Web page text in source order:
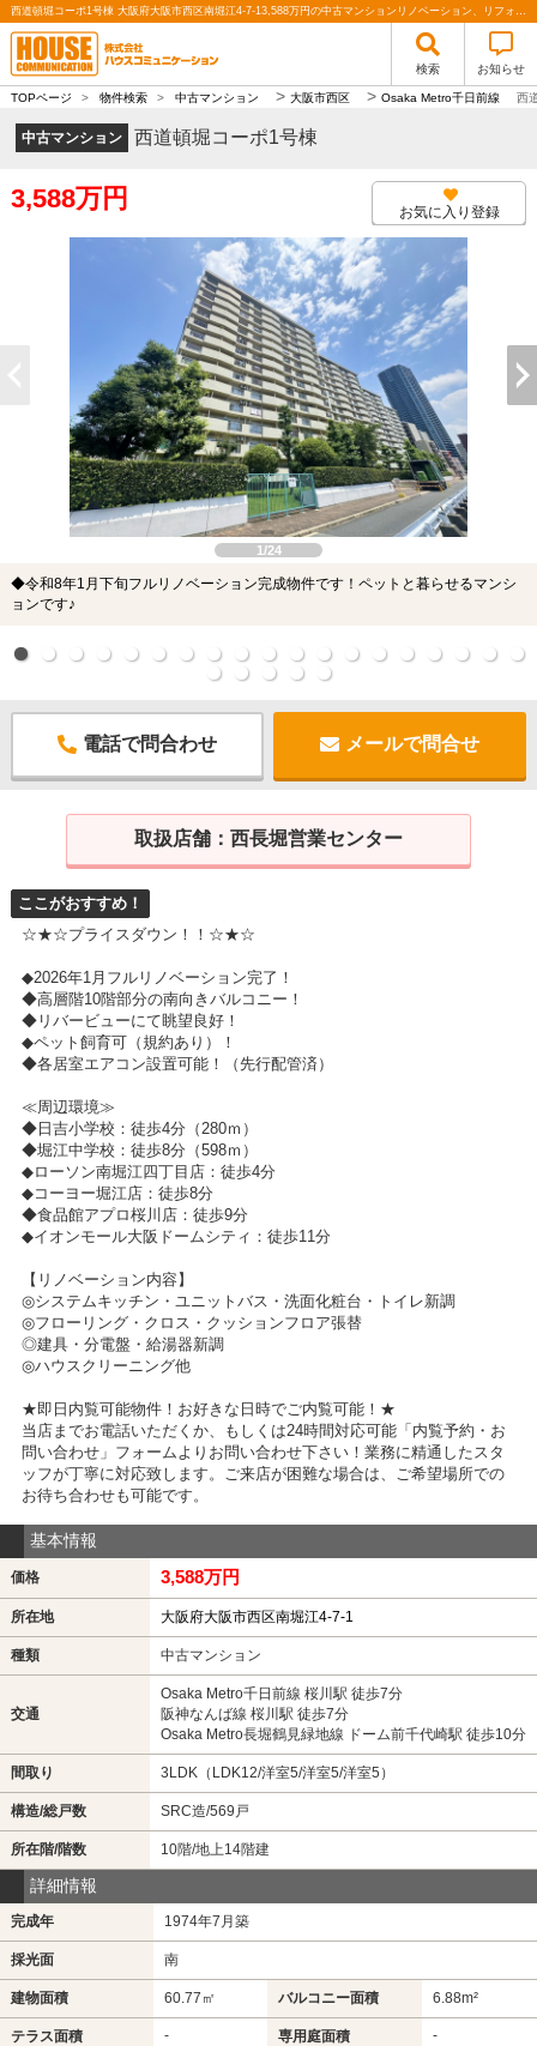
西道頓堀コーポ1号棟 大阪府大阪市西区南堀江4-7-13,588万円の中古マンションリノベーション、リフォーム、3LDK、ペット可、上層階、南向き｜株式会社ハウスコミュニケーション
検索 お知らせ
TOPページ > 物件検索 > 中古マンション > 大阪市西区 > Osaka Metro千日前線 西
中古マンション 西道頓堀コーポ1号棟
3,588万円 お気に入り登録
1/24
◆令和8年1月下旬フルリノベーション完成物件です！ペットと暮らせるマンシ
ョンです♪
電話で問合わせ メールで問合せ
取扱店舗： 西長堀営業センター
ここがおすすめ！
☆★☆プライスダウン！！☆★☆
◆2026年1月フルリノベーション完了！
◆高層階10階部分の南向きバルコニー！
◆リバービューにて眺望良好！
◆ペット飼育可（規約あり）！
◆各居室エアコン設置可能！（先行配管済）
≪周辺環境≫
◆日吉小学校：徒歩4分（280ｍ）
◆堀江中学校：徒歩8分（598ｍ）
◆ローソン南堀江四丁目店：徒歩4分
◆コーヨー堀江店：徒歩8分
◆食品館アプロ桜川店：徒歩9分
◆イオンモール大阪ドームシティ：徒歩11分
【リノベーション内容】
◎システムキッチン・ユニットバス・洗面化粧台・トイレ新調
◎フローリング・クロス・クッションフロア張替
◎建具・分電盤・給湯器新調
◎ハウスクリーニング他
★即日内覧可能物件！お好きな日時でご内覧可能！★
当店までお電話いただくか、もしくは24時間対応可能「内覧予約・お
問い合わせ」フォームよりお問い合わせ下さい！業務に精通したスタ
ッフが丁寧に対応致します。ご来店が困難な場合は、ご希望場所での
お待ち合わせも可能です。
基本情報
価格 3,588万円
所在地 大阪府大阪市西区南堀江4-7-1
種類 中古マンション
交通
Osaka Metro千日前線 桜川駅 徒歩7分
阪神なんば線 桜川駅 徒歩7分
Osaka Metro長堀鶴見緑地線 ドーム前千代崎駅 徒歩10分
間取り 3LDK（LDK12/洋室5/洋室5/洋室5）
構造/総戸数 SRC造/569戸
所在階/階数 10階/地上14階建
詳細情報
完成年 1974年7月築
採光面 南
建物面積 60.77㎡ バルコニー面積 6.88m²
テラス面積 - 専用庭面積 -